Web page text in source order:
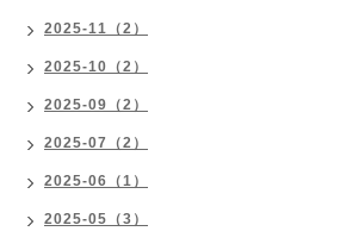
2025-11（2）
2025-10（2）
2025-09（2）
2025-07（2）
2025-06（1）
2025-05（3）